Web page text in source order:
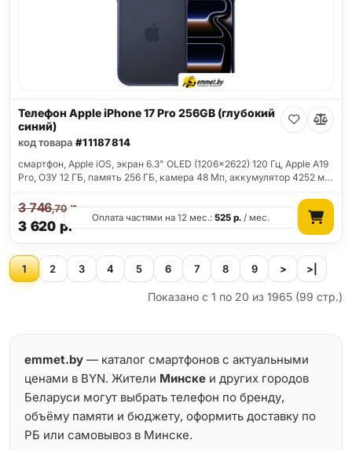
Телефон Apple iPhone 17 Pro 256GB (глубокий
синий)
код товара #11187814
смартфон, Apple iOS, экран 6.3" OLED (1206x2622) 120 Гц, Apple A19
Pro, ОЗУ 12 ГБ, память 256 ГБ, камера 48 Мп, аккумулятор 4252 м…
3 620 р.
3 746,70р.
Оплата частями на 12 мес.:525 р. / мес.
1 2 3 4 5 6 7 8 9 > >|
Показано с 1 по 20 из 1965 (99 стр.)
emmet.by — каталог смартфонов с актуальными
ценами в BYN. Жители Минске и других городов
Беларуси могут выбрать телефон по бренду,
объёму памяти и бюджету, оформить доставку по
РБ или самовывоз в Минске.